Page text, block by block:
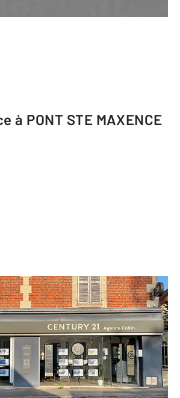
à PONT STE MAXENCE
21 Agence Collin
Jean Jaurès
STE MAXENCE - 60700
Envoyer un message